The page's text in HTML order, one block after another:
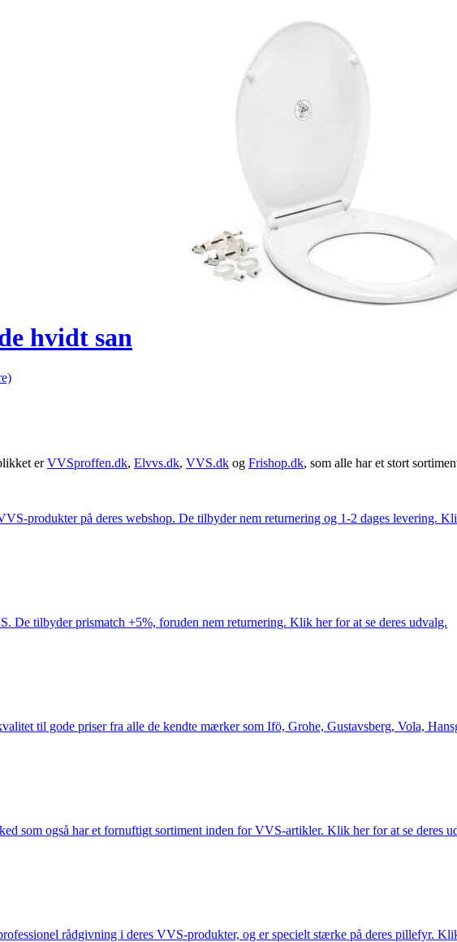
hvidt san
erVVSproffen.dk, Elvvs.dk, VVS.dk og Frishop.dk, som alle har et stort
produkter på deres webshop. De tilbyder nem returnering og 1-2 dages levering.
De tilbyder prismatch +5%, foruden nem returnering. Klik her for at se deres udvalg.
til gode priser fra alle de kendte mærker som Ifö, Grohe, Gustavsberg, Vola,
som også har et fornuftigt sortiment inden for VVS-artikler. Klik her for at se deres
rådgivning i deres VVS-produkter, og er specielt stærke på deres pillefyr.